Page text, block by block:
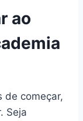
ao
de começar,
Seja